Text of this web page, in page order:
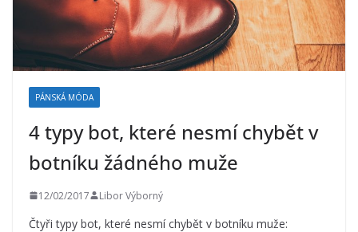
PÁNSKÁ MÓDA
4 typy bot, které nesmí chybět v
botníku žádného muže
12/02/2017 Libor Výborný
Čtyři typy bot, které nesmí chybět v botníku muže: